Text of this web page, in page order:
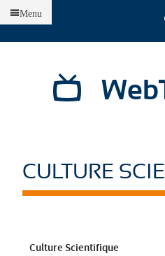
Menu
CULTURE
Culture Scientifique